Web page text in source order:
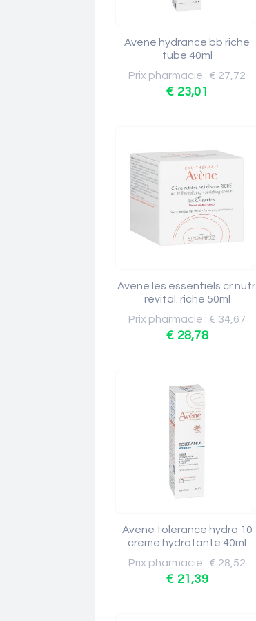
Avene hydrance bb riche
tube 40ml
Prix pharmacie : € 27,72
€ 23,01
Avene les essentiels cr nutr.
revital. riche 50ml
Prix pharmacie : € 34,67
€ 28,78
Avene tolerance hydra 10
creme hydratante 40ml
Prix pharmacie : € 28,52
€ 21,39